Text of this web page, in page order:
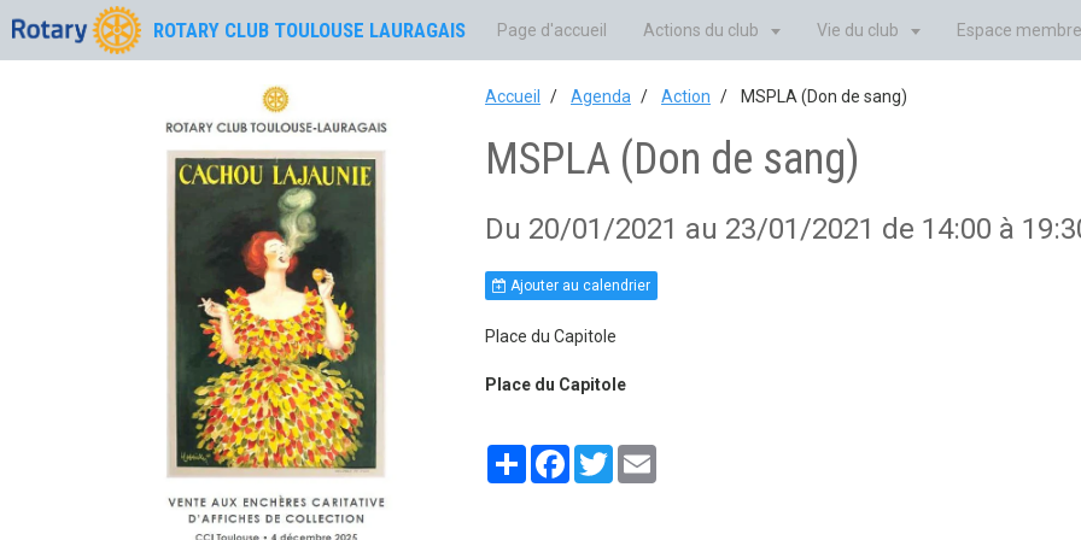
ROTARY CLUB TOULOUSE LAURAGAIS Page d'accueil Actions du club Vie du club Espace
Accueil Agenda Action MSPLA (Don de sang)
MSPLA (Don de sang)
Du 20/01/2021 au 23/01/2021 de 14:00 à
Ajouter au calendrier
Place du Capitole
Place du Capitole
PartagerFacebook
Twitter